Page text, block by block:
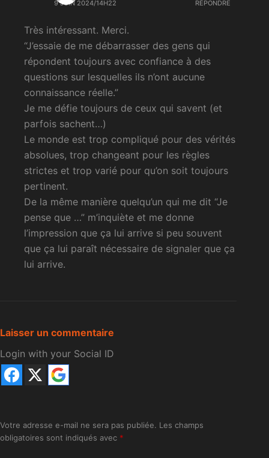
9 JUIN 2024/14H22 RÉPONDRE
Très intéressant. Merci.
“J’essaie de me débarrasser des gens qui
répondent toujours avec confiance à des
questions sur lesquelles ils n’ont aucune
connaissance réelle.”
Je me défie toujours de ceux qui savent (et
parfois sachent…)
Le monde est trop compliqué pour des vérités
absolues, trop changeant pour les règles
strictes et trop varié pour qu’on soit toujours
pertinent.
De la même manière quelqu’un qui me dit “Je
pense que …” m’inquiète et me donne
l’impression que ça lui arrive si peu souvent
que ça lui paraît nécessaire de signaler que ça
lui arrive.
Laisser un commentaire
Login with your Social ID
Votre adresse e-mail ne sera pas publiée. Les champs
obligatoires sont indiqués avec *